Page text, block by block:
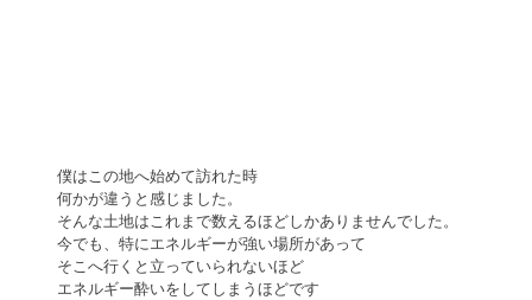
僕はこの地へ始めて訪れた時
何かが違うと感じました。
そんな土地はこれまで数えるほどしかありませんでした。
今でも、特にエネルギーが強い場所があって
そこへ行くと立っていられないほど
エネルギー酔いをしてしまうほどです